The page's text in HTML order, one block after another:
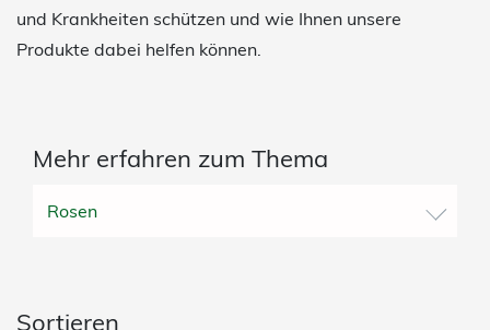
und Krankheiten schützen und wie Ihnen unsere
Produkte dabei helfen können.
Mehr erfahren zum Thema
Rosen
Sortieren